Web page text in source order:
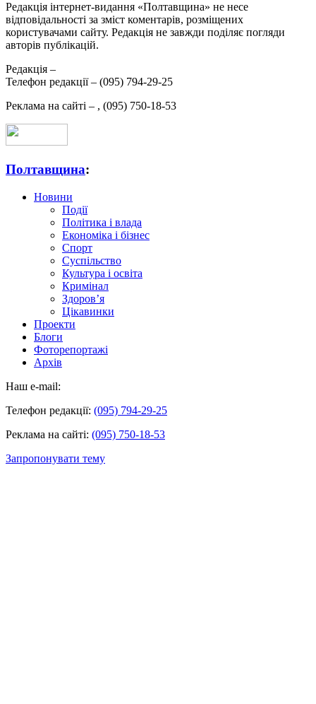
Редакція інтернет-видання «Полтавщина» не несе
відповідальності за зміст коментарів, розміщених
користувачами сайту. Редакція не завжди поділяє погляди
авторів публікацій.
Редакція –
Телефон редакції – (095) 794-29-25
Реклама на сайті – , (095) 750-18-53
Полтавщина:
Новини
Події
Політика і влада
Економіка і бізнес
Спорт
Суспільство
Культура і освіта
Кримінал
Здоров’я
Цікавинки
Проекти
Блоги
Фоторепортажі
Архів
Наш e-mail:
Телефон редакції: (095) 794-29-25
Реклама на сайті: (095) 750-18-53
Запропонувати тему